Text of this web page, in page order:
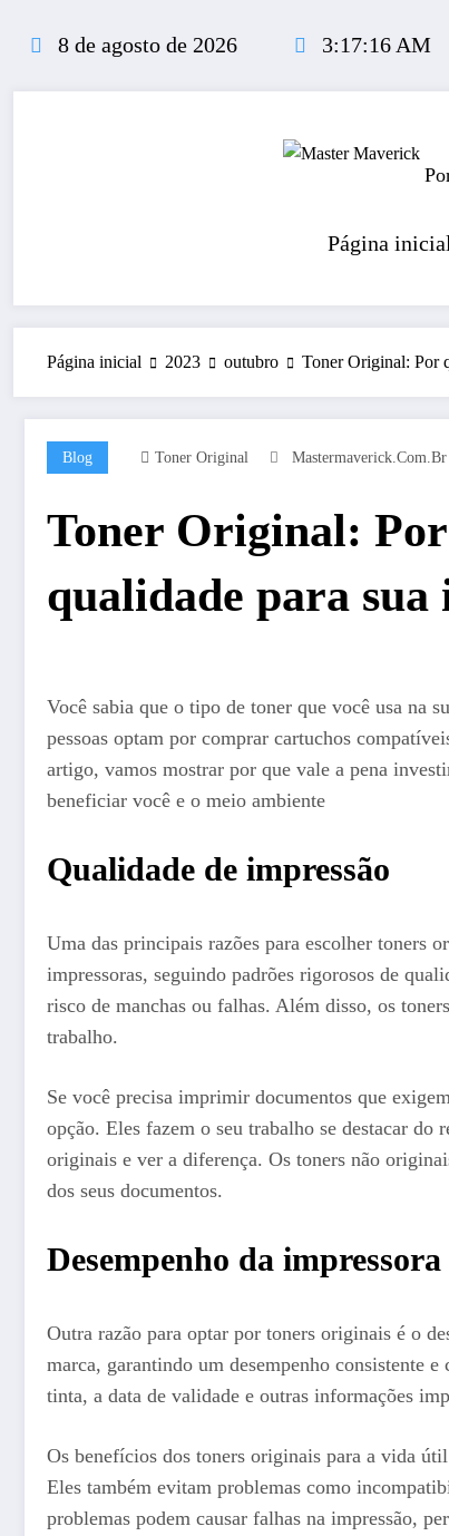
conteúdo
8 de agosto de 2026 3:17:17 AM
Página inicial
Página inicial 2023 outubro Toner Original: Por
Blog Toner Original Mastermaverick.com.br
Toner Original: Por
qualidade para sua
Você sabia que o tipo de toner que você usa na
pessoas optam por comprar cartuchos
artigo, vamos mostrar por que vale a pena
beneficiar você e o meio ambiente
Qualidade de impressão
Uma das principais razões para escolher toners
impressoras, seguindo padrões rigorosos de
risco de manchas ou falhas. Além disso, os
trabalho.
Se você precisa imprimir documentos que
opção. Eles fazem o seu trabalho se destacar
originais e ver a diferença. Os toners não
dos seus documentos.
Desempenho da impressora
Outra razão para optar por toners originais é o
marca, garantindo um desempenho consistente
tinta, a data de validade e outras informações
Os benefícios dos toners originais para a vida
Eles também evitam problemas como
problemas podem causar falhas na impressão,